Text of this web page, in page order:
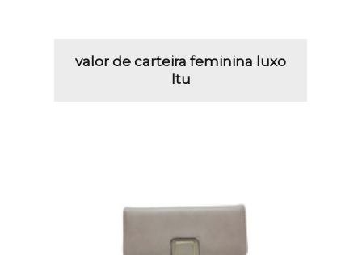
valor de carteira feminina luxo
Itu